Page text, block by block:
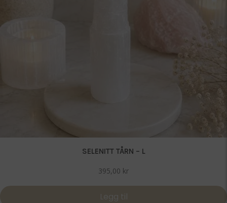
SELENITT TÅRN – L
395,00 kr
Legg til